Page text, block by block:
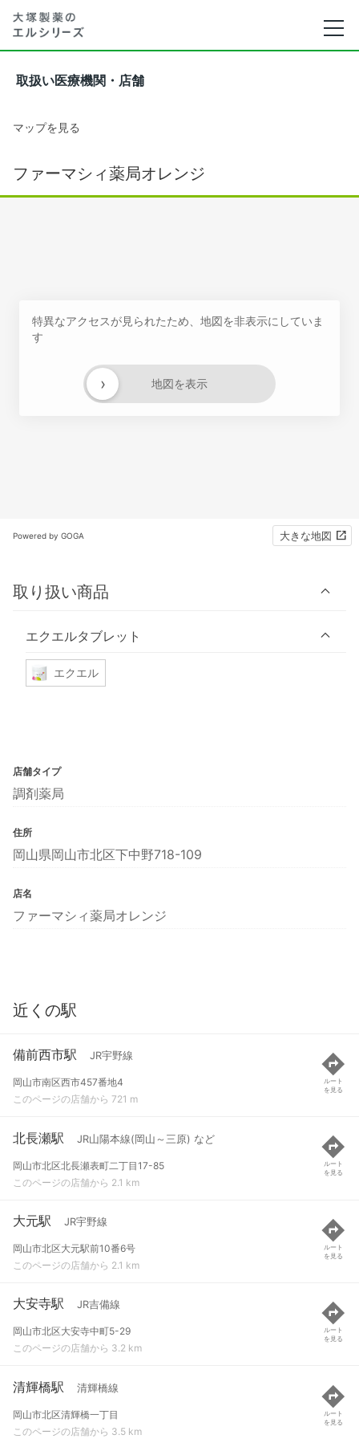
取扱い医療機関・店舗
マップを見る
ファーマシィ薬局オレンジ
特異なアクセスが見られたため、地図を非表示にしていま
す
地図を表示
›
Powered by GOGA 大きな地図
取り扱い商品
エクエルタブレット
エクエル
店舗タイプ
調剤薬局
住所
岡山県岡山市北区下中野718-109
店名
ファーマシィ薬局オレンジ
近くの駅
備前西市駅 JR宇野線
岡山市南区西市457番地4
このページの店舗から 721 m
ルート
を見る
北長瀬駅 JR山陽本線(岡山～三原) など
岡山市北区北長瀬表町二丁目17-85
このページの店舗から 2.1 km
ルート
を見る
大元駅 JR宇野線
岡山市北区大元駅前10番6号
このページの店舗から 2.1 km
ルート
を見る
大安寺駅 JR吉備線
岡山市北区大安寺中町5-29
このページの店舗から 3.2 km
ルート
を見る
清輝橋駅 清輝橋線
岡山市北区清輝橋一丁目
このページの店舗から 3.5 km
ルート
を見る